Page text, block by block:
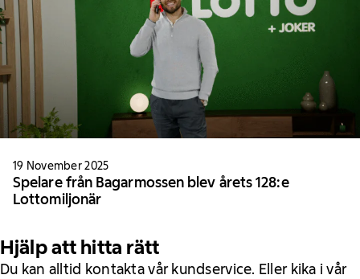
19 November 2025
Spelare från Bagarmossen blev årets 128:e
Lottomiljonär
Hjälp att hitta rätt
Du kan alltid kontakta vår kundservice. Eller kika i vår